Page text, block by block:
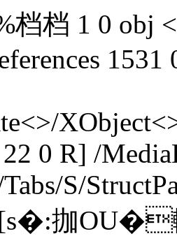
档档 1 0 obj
0 R] /
S/
\[s�:拁